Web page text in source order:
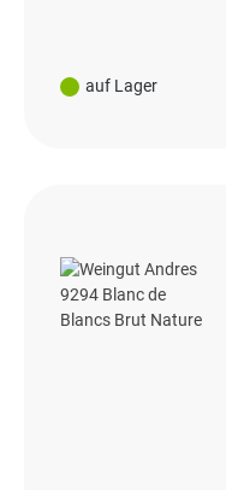
auf Lager